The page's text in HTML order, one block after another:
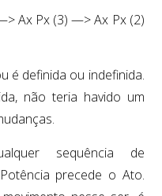
Ax Px (3) —> Ax Px (2)
é definida ou indefinida.
não teria havido um
sequência de
precede o Ato.